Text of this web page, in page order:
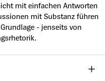
mit einfachen Antworten
mit Substanz führen
- jenseits von